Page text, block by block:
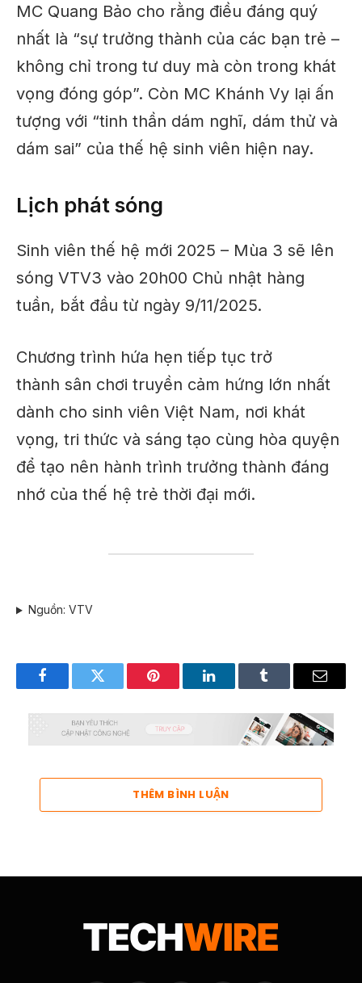
MC Quang Bảo cho rằng điều đáng quý
nhất là “sự trưởng thành của các bạn trẻ –
không chỉ trong tư duy mà còn trong khát
vọng đóng góp”. Còn MC Khánh Vy lại ấn
tượng với “tinh thần dám nghĩ, dám thử và
dám sai” của thế hệ sinh viên hiện nay.
Lịch phát sóng
Sinh viên thế hệ mới 2025 – Mùa 3 sẽ lên
sóng VTV3 vào 20h00 Chủ nhật hàng
tuần, bắt đầu từ ngày 9/11/2025.
Chương trình hứa hẹn tiếp tục trở
thành sân chơi truyền cảm hứng lớn nhất
dành cho sinh viên Việt Nam, nơi khát
vọng, tri thức và sáng tạo cùng hòa quyện
để tạo nên hành trình trưởng thành đáng
nhớ của thế hệ trẻ thời đại mới.
Nguồn: VTV
FacebookTwitter Pinterest LinkedInTumblr Email
THÊM BÌNH LUẬN